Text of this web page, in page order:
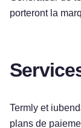
porteront la
Termly et
plans de